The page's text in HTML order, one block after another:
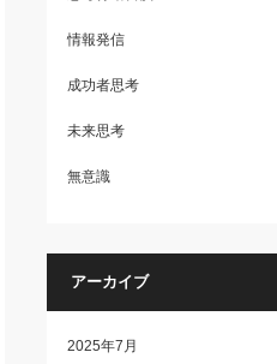
情報発信
成功者思考
未来思考
無意識
アーカイブ
2025年7月